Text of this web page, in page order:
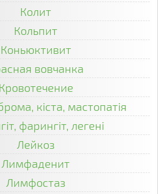
Колит
Кольпит
Коньюктивит
вовчанка
Кровотечение
кіста, мастопатія
фарингіт, легені
Лейкоз
Лимфаденит
Лимфостаз